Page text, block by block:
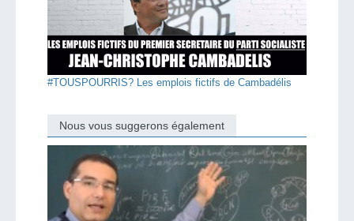
#TOUSPOURRIS? Les emplois fictifs de Cambadélis
Nous vous suggerons également